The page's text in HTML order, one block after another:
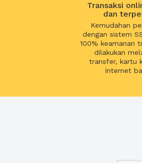
Transaksi
dan
Kemudahan
dengan sistem
100% keamanan
dilakukan
transfer, kartu
internet